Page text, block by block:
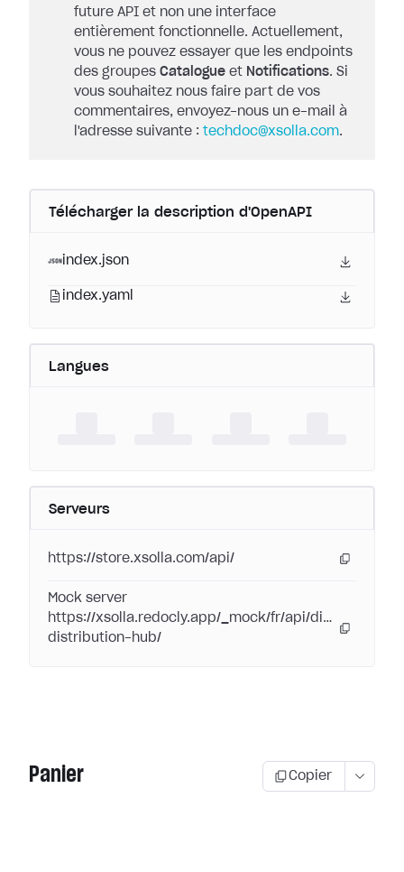
future API et non une interface
entièrement fonctionnelle. Actuellement,
vous ne pouvez essayer que les endpoints
des groupes Catalogue et Notifications. Si
vous souhaitez nous faire part de vos
commentaires, envoyez-nous un e-mail à
l'adresse suivante : techdoc@xsolla.com.
Télécharger la description d'OpenAPI
index.json
index.yaml
Langues
Serveurs
https://store.xsolla.com/api/
Mock server
https://xsolla.redocly.app/_mock/fr/api/digital-
distribution-hub/
Panier Copier